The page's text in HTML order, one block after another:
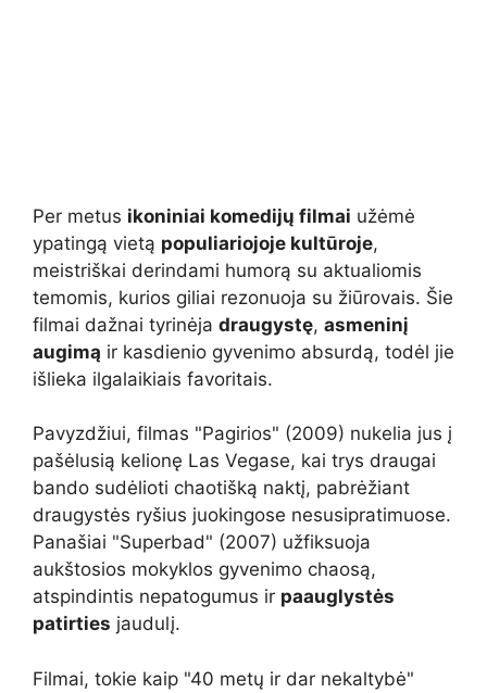
Per metus ikoniniai komedijų filmai užėmė
ypatingą vietą populiariojoje kultūroje,
meistriškai derindami humorą su aktualiomis
temomis, kurios giliai rezonuoja su žiūrovais. Šie
filmai dažnai tyrinėja draugystę, asmeninį
augimą ir kasdienio gyvenimo absurdą, todėl jie
išlieka ilgalaikiais favoritais.
Pavyzdžiui, filmas "Pagirios" (2009) nukelia jus į
pašėlusią kelionę Las Vegase, kai trys draugai
bando sudėlioti chaotišką naktį, pabrėžiant
draugystės ryšius juokingose nesusipratimuose.
Panašiai "Superbad" (2007) užfiksuoja
aukštosios mokyklos gyvenimo chaosą,
atspindintis nepatogumus ir paauglystės
patirties jaudulį.
Filmai, tokie kaip "40 metų ir dar nekaltybė"